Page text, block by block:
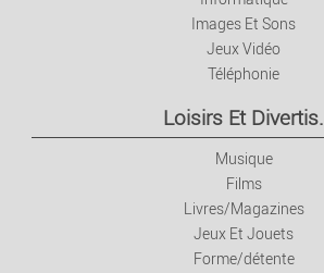
Images Et Sons
Jeux Vidéo
Téléphonie
Loisirs Et Divertis.
Musique
Films
Livres/Magazines
Jeux Et Jouets
Forme/détente